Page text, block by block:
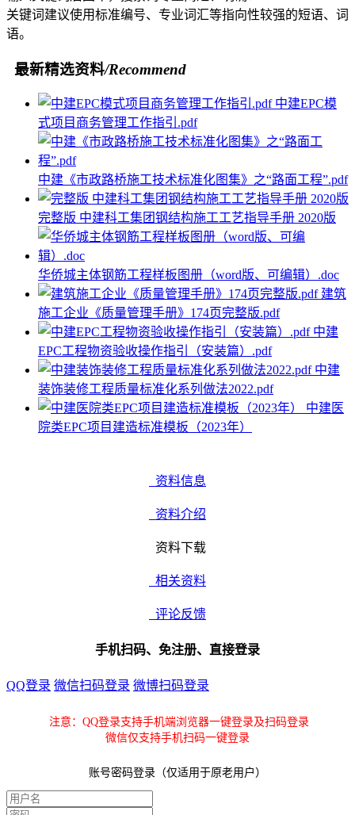
关键词建议使用标准编号、专业词汇等指向性较强的短语、词
语。
最新精选资料/Recommend
中建EPC模
式项目商务管理工作指引.pdf
中建《市政路桥施工技术标准化图集》之“路面工程”.pdf
完整版 中建科工集团钢结构施工工艺指导手册 2020版
华侨城主体钢筋工程样板图册（word版、可编辑）.doc
建筑
施工企业《质量管理手册》174页完整版.pdf
中建
EPC工程物资验收操作指引（安装篇）.pdf
中建
装饰装修工程质量标准化系列做法2022.pdf
中建医
院类EPC项目建造标准模板（2023年）
资料信息
资料介绍
资料下载
相关资料
评论反馈
手机扫码、免注册、直接登录
QQ登录 微信扫码登录 微博扫码登录
注意：QQ登录支持手机端浏览器一键登录及扫码登录
微信仅支持手机扫码一键登录
账号密码登录（仅适用于原老用户）